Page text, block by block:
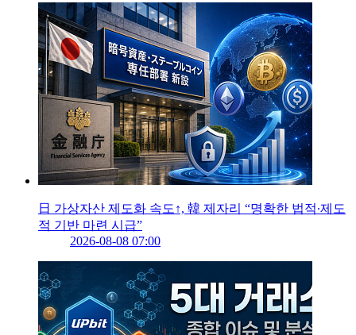
日 가상자산 제도화 속도↑, 韓 제자리 “명확한 법적∙제도
적 기반 마련 시급”
2026-08-08 07:00